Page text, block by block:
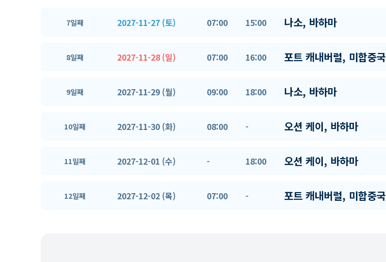
7일째 2027-11-27 (토) 07:00 15:00 나소, 바하마
8일째 2027-11-28 (일) 07:00 16:00 포트 캐내버럴, 미합중국
9일째 2027-11-29 (월) 09:00 18:00 나소, 바하마
10일째 2027-11-30 (화) 08:00 - 오션 케이, 바하마
11일째 2027-12-01 (수) - 18:00 오션 케이, 바하마
12일째 2027-12-02 (목) 07:00 - 포트 캐내버럴, 미합중국